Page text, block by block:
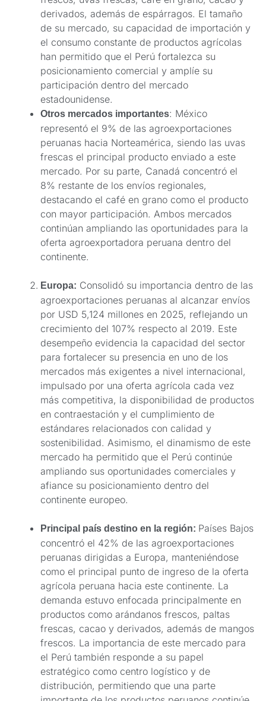
derivados, además de espárragos. El tamaño
de su mercado, su capacidad de importación y
el consumo constante de productos agrícolas
han permitido que el Perú fortalezca su
posicionamiento comercial y amplíe su
participación dentro del mercado
estadounidense.
Otros mercados importantes: México
representó el 9% de las agroexportaciones
peruanas hacia Norteamérica, siendo las uvas
frescas el principal producto enviado a este
mercado. Por su parte, Canadá concentró el
8% restante de los envíos regionales,
destacando el café en grano como el producto
con mayor participación. Ambos mercados
continúan ampliando las oportunidades para la
oferta agroexportadora peruana dentro del
continente.
Europa: Consolidó su importancia dentro de las
agroexportaciones peruanas al alcanzar envíos
por USD 5,124 millones en 2025, reflejando un
crecimiento del 107% respecto al 2019. Este
desempeño evidencia la capacidad del sector
para fortalecer su presencia en uno de los
mercados más exigentes a nivel internacional,
impulsado por una oferta agrícola cada vez
más competitiva, la disponibilidad de productos
en contraestación y el cumplimiento de
estándares relacionados con calidad y
sostenibilidad. Asimismo, el dinamismo de este
mercado ha permitido que el Perú continúe
ampliando sus oportunidades comerciales y
afiance su posicionamiento dentro del
continente europeo.
Principal país destino en la región: Países Bajos
concentró el 42% de las agroexportaciones
peruanas dirigidas a Europa, manteniéndose
como el principal punto de ingreso de la oferta
agrícola peruana hacia este continente. La
demanda estuvo enfocada principalmente en
productos como arándanos frescos, paltas
frescas, cacao y derivados, además de mangos
frescos. La importancia de este mercado para
el Perú también responde a su papel
estratégico como centro logístico y de
distribución, permitiendo que una parte